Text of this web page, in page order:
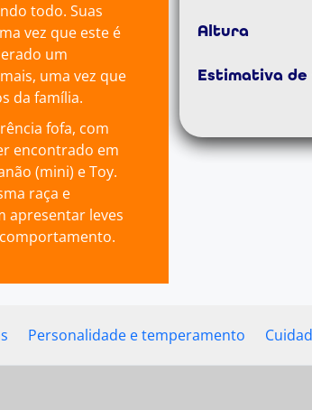
todo. Suas
vez que este é
um
uma vez que
da família.
fofa, com
encontrado em
(mini) e Toy.
raça e
apresentar leves
Altura
Estimativa de
Personalidade e temperamento